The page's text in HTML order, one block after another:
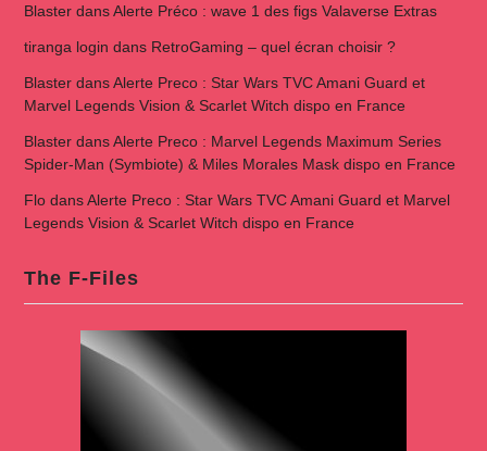
BlasterdansAlerte Préco : wave 1 des figs Valaverse Extras
tiranga login dans RetroGaming – quel écran choisir ?
BlasterdansAlerte Preco : Star Wars TVC Amani Guard et
Marvel Legends Vision & Scarlet Witch dispo en France
BlasterdansAlerte Preco : Marvel Legends Maximum Series
Spider-Man (Symbiote) & Miles Morales Mask dispo en France
FlodansAlerte Preco : Star Wars TVC Amani Guard et Marvel
Legends Vision & Scarlet Witch dispo en France
The F-Files